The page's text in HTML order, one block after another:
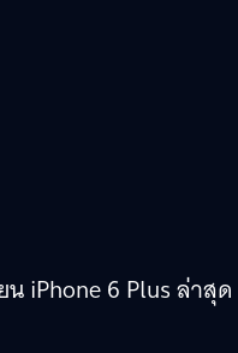
iPhone 6 Plus ล่าสุด